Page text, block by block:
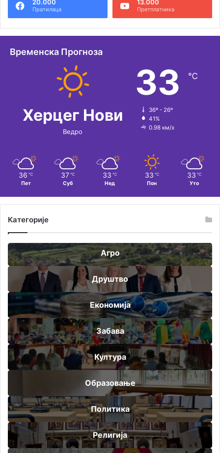
20.000
Пратилаца
13.000
Претплатника
Временска Прогноза
Херцег Нови
Ведро
33 ℃
36º - 26º
41%
0.98 км/х
36 ℃
Пет
37 ℃
Суб
33 ℃
Нед
33 ℃
Пон
33 ℃
Уто
Категорије
Агро
Друштво
Економија
Забава
Култура
Образовање
Политика
Религија